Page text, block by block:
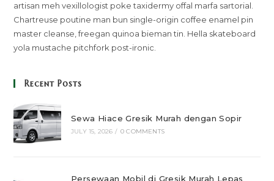
artisan meh vexillologist poke taxidermy offal marfa sartorial.
Chartreuse poutine man bun single-origin coffee enamel pin
master cleanse, freegan quinoa bieman tin. Hella skateboard
yola mustache pitchfork post-ironic.
Recent Posts
Sewa Hiace Gresik Murah dengan Sopir
JULY 15, 2026 / 0 COMMENTS
Persewaan Mobil di Gresik Murah Lepas